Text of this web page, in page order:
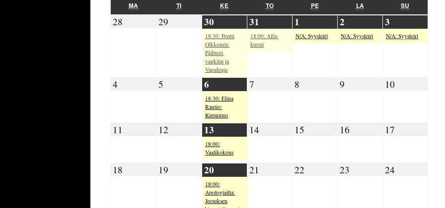
MA TITIISTAI KEKESKIVIIKKOTOTORSTAI PEPERJANTAI LALAUANTAI SU
28 28.10.2024
29 29.10.2024
30 30.10.2024
18:30: Pentti
Olkkonen:
Päihteet,
vankilat ja
Vapahtaja
31 31.10.2024
18:00: Alfa-
kurssi
1 01.11.2024
N/A: Syysleiri
2 02.11.2024
N/A: Syysleiri
3
N/A: Syysleiri
4 04.11.2024
5 05.11.2024
6 06.11.2024
18:30: Elina
Rautio:
Kutsumus
7 07.11.2024
8 08.11.2024
9 09.11.202410
11 11.11.2024
12 12.11.2024
13 13.11.2024
18:00:
Vaalikokous
14 14.11.2024
15 15.11.2024
16 16.11.2024
17
18 18.11.2024
19 19.11.2024
20 20.11.2024
18:00:
Apologiailta:
Jeesuksen
21 21.11.2024
22 22.11.2024
23 23.11.2024
24